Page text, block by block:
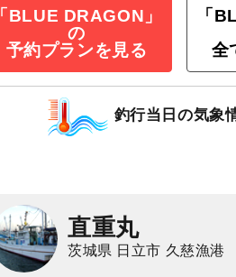
13,000円/人
1,500
「BLUE DRAGON」
の
予約プランを見る
「
全
釣行当日の気象
直重丸
茨城県 日立市 久慈漁港